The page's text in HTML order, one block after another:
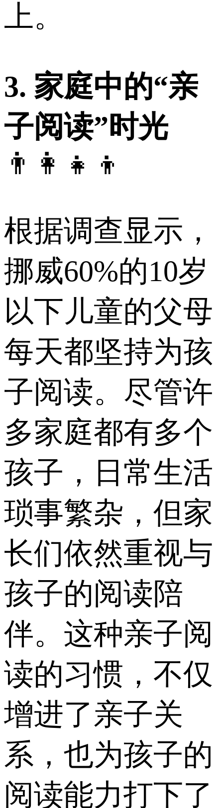
上。
3. 家庭中的“亲
子阅读”时光
👨‍👩‍👧‍👦
根据调查显示，
挪威60%的10岁
以下儿童的父母
每天都坚持为孩
子阅读。尽管许
多家庭都有多个
孩子，日常生活
琐事繁杂，但家
长们依然重视与
孩子的阅读陪
伴。这种亲子阅
读的习惯，不仅
增进了亲子关
系，也为孩子的
阅读能力打下了